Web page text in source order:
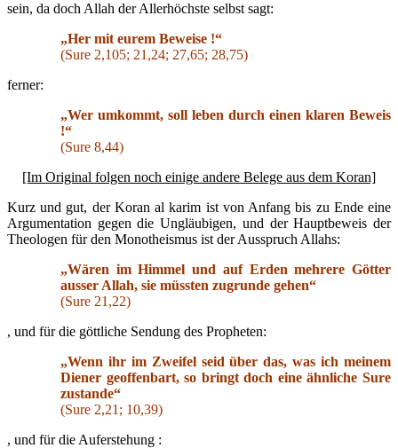
sein, da doch Allah der Allerhöchste selbst sagt:
„Her mit eurem Beweise !“
(Sure 2,105; 21,24; 27,65; 28,75)
ferner:
„Wer umkommt, soll leben durch einen klaren Beweis
!“
(Sure 8,44)
[Im Original folgen noch einige andere Belege aus dem Koran]
Kurz und gut, der Koran al karim ist von Anfang bis zu Ende eine
Argumentation gegen die Ungläubigen, und der Hauptbeweis der
Theologen für den Monotheismus ist der Ausspruch Allahs:
„Wären im Himmel und auf Erden mehrere Götter
ausser Allah, sie müssten zugrunde gehen“
(Sure 21,22)
, und für die göttliche Sendung des Propheten:
„Wenn ihr im Zweifel seid über das, was ich meinem
Diener geoffenbart, so bringt doch eine ähnliche Sure
zustande“
(Sure 2,21; 10,39)
, und für die Auferstehung :